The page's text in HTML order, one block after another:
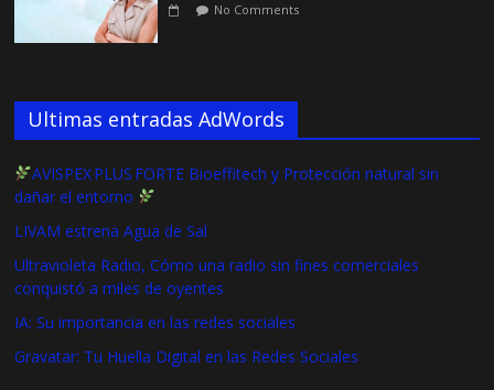
No Comments
Ultimas entradas AdWords
AVISPEX PLUS FORTE Bioeffitech y Protección natural sin
dañar el entorno
LIVAM estrena Agua de Sal
Ultravioleta Radio, Cómo una radio sin fines comerciales
conquistó a miles de oyentes
IA: Su importancia en las redes sociales
Gravatar: Tu Huella Digital en las Redes Sociales